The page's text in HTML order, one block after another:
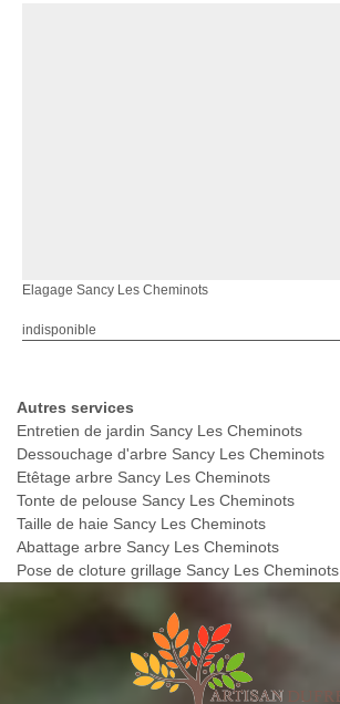
Elagage Sancy Les Cheminots
indisponible
Autres services
Entretien de jardin Sancy Les Cheminots
Dessouchage d'arbre Sancy Les Cheminots
Etêtage arbre Sancy Les Cheminots
Tonte de pelouse Sancy Les Cheminots
Taille de haie Sancy Les Cheminots
Abattage arbre Sancy Les Cheminots
Pose de cloture grillage Sancy Les Cheminots